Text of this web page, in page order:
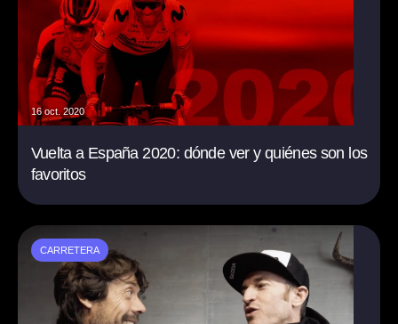
16 oct. 2020
Vuelta a España 2020: dónde ver y quiénes son los
favoritos
CARRETERA